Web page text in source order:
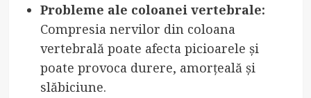
Probleme ale coloanei vertebrale:
Compresia nervilor din coloana
vertebrală poate afecta picioarele și
poate provoca durere, amorțeală și
slăbiciune.